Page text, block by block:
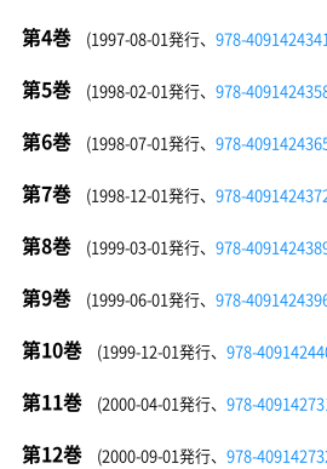
第4巻 (1997-08-01発行、 978-4091424341
第5巻 (1998-02-01発行、 978-
第6巻 (1998-07-01発行、 978-
第7巻 (1998-12-01発行、 978-
第8巻 (1999-03-01発行、 978-
第9巻 (1999-06-01発行、 978-
第10巻 (1999-12-01発行、 978-
第11巻 (2000-04-01発行、 978-
第12巻 (2000-09-01発行、 978-